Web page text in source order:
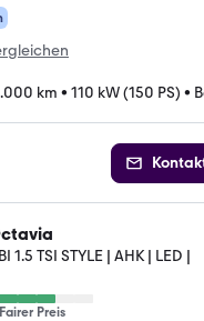
km • 110 kW (150 PS) •
1.5 TSI STYLE | AHK | LED |
Fairer Preis